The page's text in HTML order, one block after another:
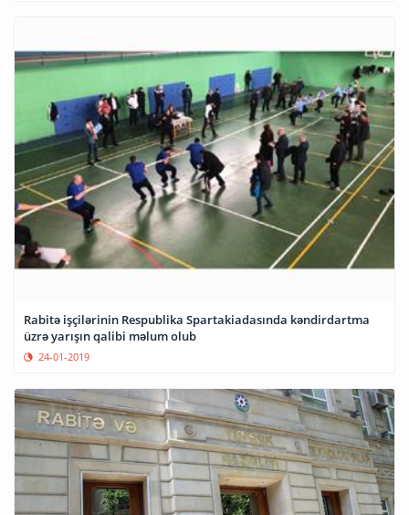
Rabitə işçilərinin Respublika Spartakiadasında kəndirdartma
üzrə yarışın qalibi məlum olub
24-01-2019